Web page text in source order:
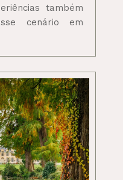
também
cenário em